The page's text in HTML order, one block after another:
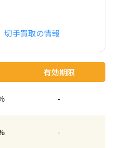
切手買取の情報
有効期限
-
-